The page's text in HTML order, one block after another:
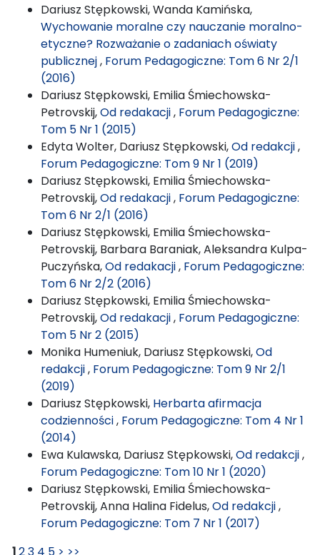
Dariusz Stępkowski, Wanda Kamińska,
Wychowanie moralne czy nauczanie moralno-
etyczne? Rozważanie o zadaniach oświaty
publicznej, Forum Pedagogiczne: Tom 6 Nr 2/1
(2016)
Dariusz Stępkowski, Emilia Śmiechowska-
Petrovskij,Od redakacji, Forum Pedagogiczne:
Tom 5 Nr 1 (2015)
Edyta Wolter, Dariusz Stępkowski,Od redakcji,
Forum Pedagogiczne: Tom 9 Nr 1 (2019)
Dariusz Stępkowski, Emilia Śmiechowska-
Petrovskij,Od redakacji, Forum Pedagogiczne:
Tom 6 Nr 2/1 (2016)
Dariusz Stępkowski, Emilia Śmiechowska-
Petrovskij, Barbara Baraniak, Aleksandra Kulpa-
Puczyńska,Od redakacji, Forum Pedagogiczne:
Tom 6 Nr 2/2 (2016)
Dariusz Stępkowski, Emilia Śmiechowska-
Petrovskij,Od redakacji, Forum Pedagogiczne:
Tom 5 Nr 2 (2015)
Monika Humeniuk, Dariusz Stępkowski,Od
redakcji, Forum Pedagogiczne: Tom 9 Nr 2/1
(2019)
Dariusz Stępkowski, Herbarta afirmacja
codzienności, Forum Pedagogiczne: Tom 4 Nr 1
(2014)
Ewa Kulawska, Dariusz Stępkowski,Od redakcji,
Forum Pedagogiczne: Tom 10 Nr 1 (2020)
Dariusz Stępkowski, Emilia Śmiechowska-
Petrovskij, Anna Halina Fidelus,Od redakcji,
Forum Pedagogiczne: Tom 7 Nr 1 (2017)